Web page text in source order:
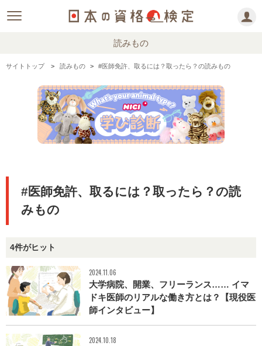
読みもの
サイトトップ 読みもの #医師免許、取るには？取ったら？の読みもの
#医師免許、取るには？取ったら？の読
みもの
4件がヒット
2024.11.06
大学病院、開業、フリーランス…… イマ
ドキ医師のリアルな働き方とは？【現役医
師インタビュー】
2024.10.18